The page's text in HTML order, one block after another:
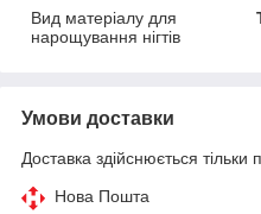
Вид матеріалу для
нарощування нігтів
Умови доставки
Доставка здійснюється тільки
Нова Пошта